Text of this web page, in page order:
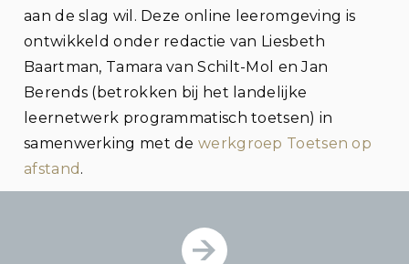
aan de slag wil. Deze online leeromgeving is
ontwikkeld onder redactie van Liesbeth
Baartman, Tamara van Schilt-Mol en Jan
Berends (betrokken bij het landelijke
leernetwerk programmatisch toetsen) in
samenwerking met dewerkgroep Toetsen op
afstand .